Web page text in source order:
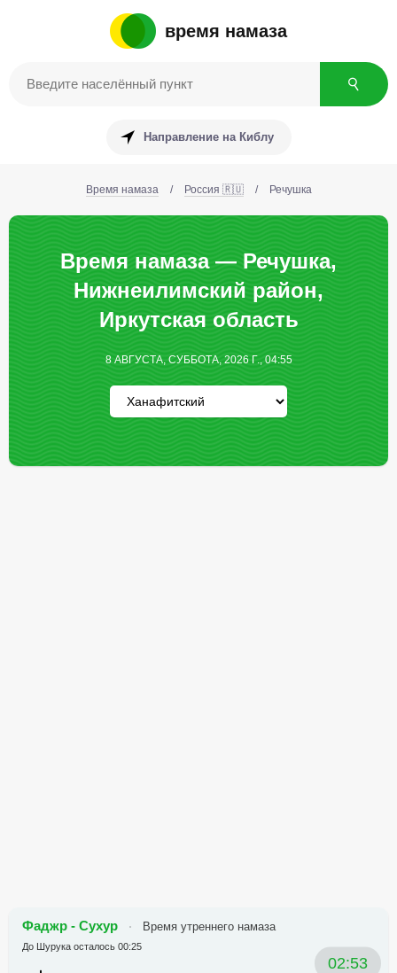
время намаза
Направление на Киблу
Время намаза / Россия 🇷🇺 / Речушка
Время намаза — Речушка,
Нижнеилимский район,
Иркутская область
8 АВГУСТА, СУББОТА, 2026 Г., 04:55
Фаджр - Сухур Время утреннего намаза
02:53
До Шурука осталось 00:25